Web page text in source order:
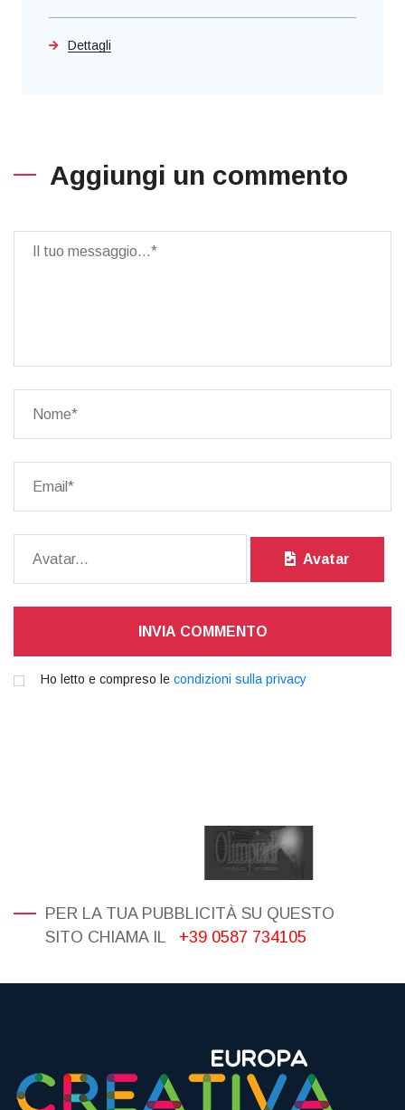
Dettagli
Aggiungi un commento
Avatar
INVIA COMMENTO
Ho letto e compreso le condizioni sulla privacy
PER LA TUA PUBBLICITÀ SU QUESTO
SITO CHIAMA IL
+39 0587 734105